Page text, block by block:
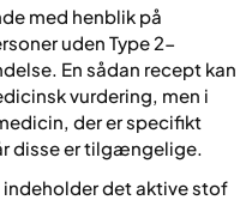
med henblik på
uden Type 2-
En sådan recept kan
vurdering, men i
der er specifikt
disse er tilgængelige.
det aktive stof